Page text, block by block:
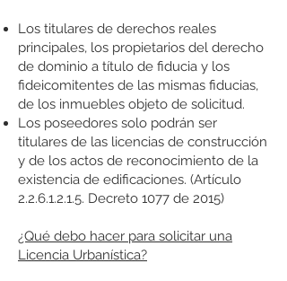
Los titulares de derechos reales
principales, los propietarios del derecho
de dominio a título de fiducia y los
fideicomitentes de las mismas fiducias,
de los inmuebles objeto de solicitud.
Los poseedores solo podrán ser
titulares de las licencias de construcción
y de los actos de reconocimiento de la
existencia de edificaciones. (Artículo
2.2.6.1.2.1.5. Decreto 1077 de 2015)
¿Qué debo hacer para solicitar una
Licencia Urbanística?